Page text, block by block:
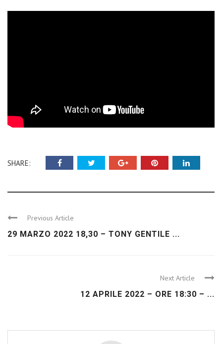
SHARE:
Previous Article
29 MARZO 2022 18,30 – TONY GENTILE ...
Next Article
12 APRILE 2022 – ORE 18:30 – ...